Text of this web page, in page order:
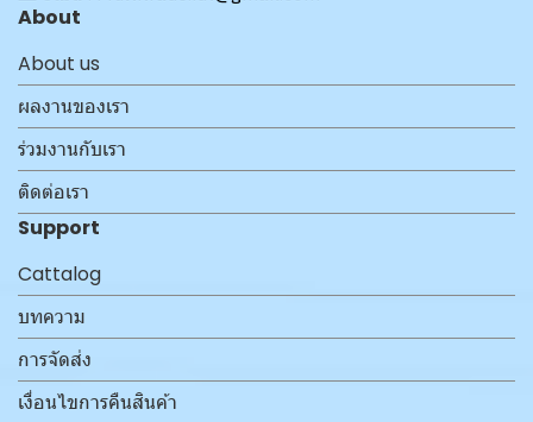
About
About us
ผลงานของเรา
ร่วมงานกับเรา
ติดต่อเรา
Support
Cattalog
บทความ
การจัดส่ง
เงื่อนไขการคืนสินค้า